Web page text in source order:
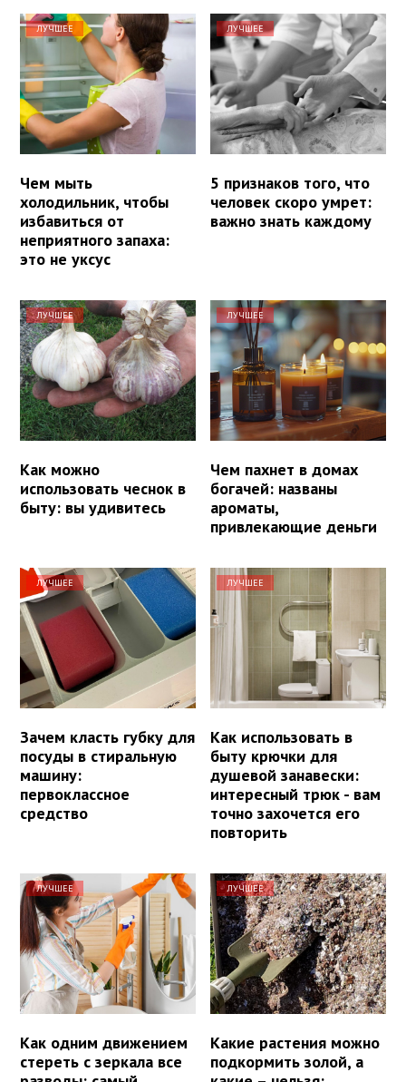
ЛУЧШЕЕ
Чем мыть
холодильник, чтобы
избавиться от
неприятного запаха:
это не уксус
ЛУЧШЕЕ
5 признаков того, что
человек скоро умрет:
важно знать каждому
ЛУЧШЕЕ
Как можно
использовать чеснок в
быту: вы удивитесь
ЛУЧШЕЕ
Чем пахнет в домах
богачей: названы
ароматы,
привлекающие деньги
ЛУЧШЕЕ
Зачем класть губку для
посуды в стиральную
машину:
первоклассное
средство
ЛУЧШЕЕ
Как использовать в
быту крючки для
душевой занавески:
интересный трюк - вам
точно захочется его
повторить
ЛУЧШЕЕ
Как одним движением
стереть с зеркала все
ЛУЧШЕЕ
Какие растения можно
подкормить золой, а